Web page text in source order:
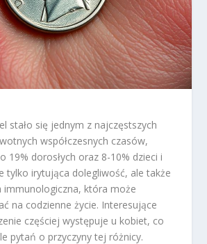
stało się jednym z najczęstszych
współczesnych czasów,
19% dorosłych oraz 8-10% dzieci i
tylko irytująca dolegliwość, ale także
immunologiczna, która może
na codzienne życie. Interesujące
częściej występuje u kobiet, co
pytań o przyczyny tej różnicy.